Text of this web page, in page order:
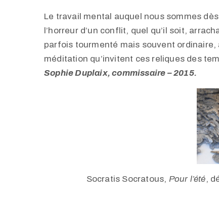
Le travail mental auquel nous sommes
l’horreur d’un conflit, quel qu’il soit,
parfois tourmenté mais souvent ordinaire,
méditation qu’invitent ces reliques des
Sophie Duplaix, commissaire – 2015.
Socratis Socratous, Pour l’été,